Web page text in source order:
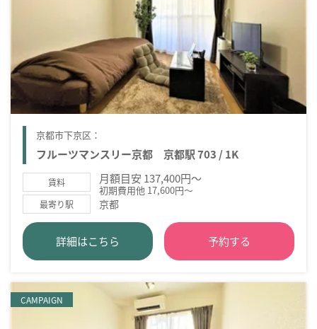
京都市下京区：
フルーツマンスリー京都 京都駅 703 / 1K
賃料 月額目安 137,400円～
初期費用他 17,600円～
最寄り駅 京都
詳細はこちら 予約する
CAMPAIGN